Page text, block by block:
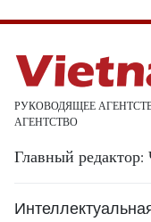
РУКОВОДЯЩЕЕ
АГЕНТСТВО
Главный